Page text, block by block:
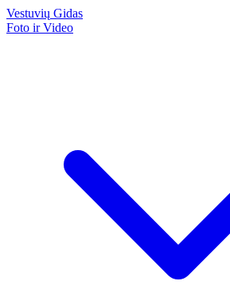
Vestuvių Gidas
Foto ir Video